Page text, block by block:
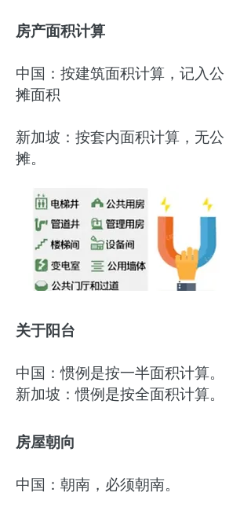
房产面积计算
中国：按建筑面积计算，记入公
摊面积
​新加坡：按套内面积计算，无公
摊。
关于阳台
中国：惯例是按一半面积计算。
新加坡：惯例是按全面积计算。
房屋朝向
中国：朝南，必须朝南。